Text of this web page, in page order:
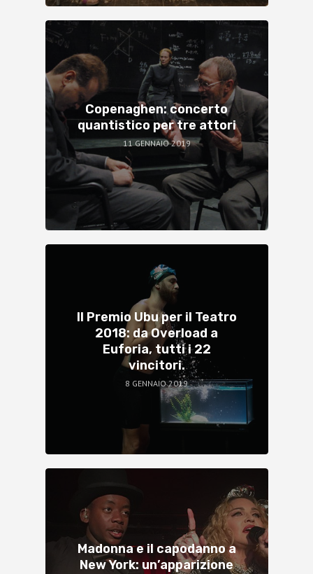
Copenaghen: concerto
quantistico per tre attori
11 GENNAIO 2019
Il Premio Ubu per il Teatro
2018: da Overload a
Euforia, tutti i 22
vincitori.
8 GENNAIO 2019
Madonna e il capodanno a
New York: un’apparizione